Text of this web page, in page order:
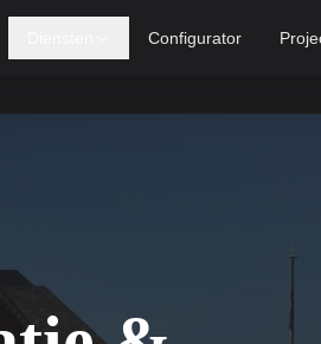
Configurator